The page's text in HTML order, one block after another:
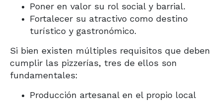
Poner en valor su rol social y barrial.
Fortalecer su atractivo como destino
turístico y gastronómico.
Si bien existen múltiples requisitos que deben
cumplir las pizzerías, tres de ellos son
fundamentales:
Producción artesanal en el propio local